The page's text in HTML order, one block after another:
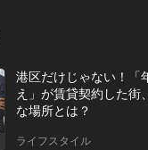
港区だけじゃない！「
え」が賃貸契約した街
な場所とは？
ライフスタイル